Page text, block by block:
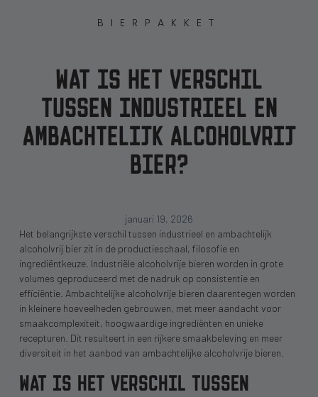
BIERPAKKET
WAT IS HET VERSCHIL
TUSSEN INDUSTRIEEL EN
AMBACHTELIJK ALCOHOLVRIJ
BIER?
januari 19, 2026
Het belangrijkste verschil tussen industrieel en ambachtelijk
alcoholvrij bier zit in de productieschaal, filosofie en
ingrediëntkeuze. Industriële alcoholvrije bieren worden in grote
volumes geproduceerd met de nadruk op consistentie en
efficiëntie. Ambachtelijke alcoholvrije bieren daarentegen worden
in kleinere hoeveelheden gebrouwen, met meer aandacht voor
smaakcomplexiteit, hoogwaardige ingrediënten en unieke
recepturen. Dit resulteert in een rijkere smaakbeleving en meer
diversiteit in het aanbod van ambachtelijke alcoholvrije bieren.
WAT IS HET VERSCHIL TUSSEN